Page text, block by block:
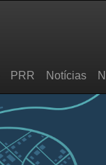
PRR Notícias